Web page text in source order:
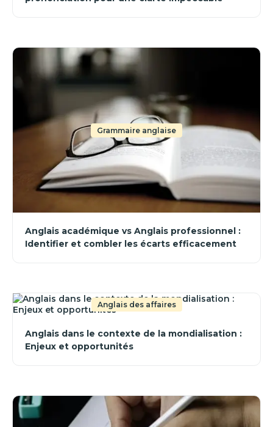
Grammaire anglaise
Anglais académique vs Anglais professionnel :
Identifier et combler les écarts efficacement
Anglais des affaires
Anglais dans le contexte de la mondialisation :
Enjeux et opportunités